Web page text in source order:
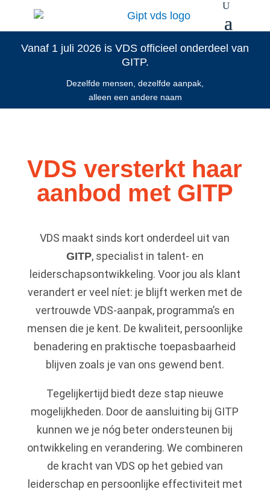
Vanaf 1 juli 2026 is VDS officieel onderdeel van
GITP.
Dezelfde mensen, dezelfde aanpak,
alleen een andere naam
VDS versterkt haar
aanbod met GITP
VDS maakt sinds kort onderdeel uit van
GITP, specialist in talent- en
leiderschapsontwikkeling. Voor jou als klant
verandert er veel níet: je blijft werken met de
vertrouwde VDS-aanpak, programma’s en
mensen die je kent. De kwaliteit, persoonlijke
benadering en praktische toepasbaarheid
blijven zoals je van ons gewend bent.
Tegelijkertijd biedt deze stap nieuwe
mogelijkheden. Door de aansluiting bij GITP
kunnen we je nóg beter ondersteunen bij
ontwikkeling en verandering. We combineren
de kracht van VDS op het gebied van
leiderschap en persoonlijke effectiviteit met